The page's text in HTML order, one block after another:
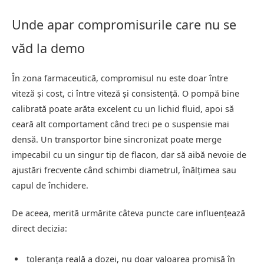
Unde apar compromisurile care nu se
văd la demo
În zona farmaceutică, compromisul nu este doar între
viteză și cost, ci între viteză și consistență. O pompă bine
calibrată poate arăta excelent cu un lichid fluid, apoi să
ceară alt comportament când treci pe o suspensie mai
densă. Un transportor bine sincronizat poate merge
impecabil cu un singur tip de flacon, dar să aibă nevoie de
ajustări frecvente când schimbi diametrul, înălțimea sau
capul de închidere.
De aceea, merită urmărite câteva puncte care influențează
direct decizia:
toleranța reală a dozei, nu doar valoarea promisă în